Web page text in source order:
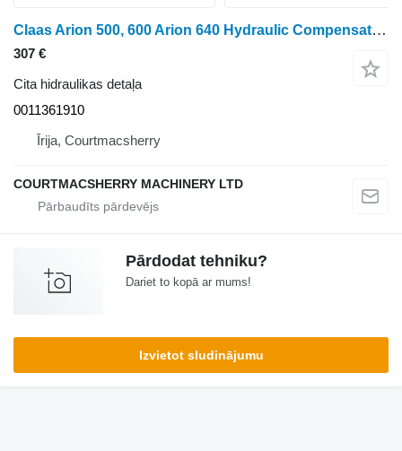
Claas Arion 500, 600 Arion 640 Hydraulic Compensator Regulator Valve 0 0011361910 paredzēts riteņtraktora
307 €
Cita hidraulikas detaļa
0011361910
Īrija, Courtmacsherry
COURTMACSHERRY MACHINERY LTD
Pārdodat tehniku?
Dariet to kopā ar mums!
Izvietot sludinājumu